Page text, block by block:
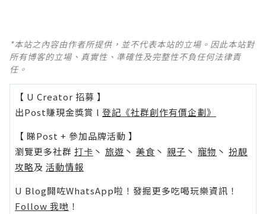
*本站之內容由作者所提供，並不代表本站的立場。因此本站對
所有博客的立場、真實性、準確性及完整性不負任何法律責
任。
【 U Creator 招募 】
出Post賺現金獎賞 l 登記《社群創作有價企劃》
【 睇Post + 參加品牌活動 】
瀏覽更多社群 打卡 丶 旅遊 丶 美食 丶 親子 丶 寵物 丶 扮靚
攻略及 活動情報
U Blog開咗WhatsApp啦！發掘更多吃喝玩樂資訊！
Follow 我哋 ！